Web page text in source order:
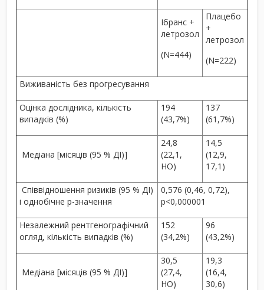
Ібранс +
летрозол
(N=444)
Плацебо
+
летрозол
(N=222)
Виживаність без прогресування
Оцінка дослідника, кількість
випадків (%)
194
(43,7%)
137
(61,7%)
Медіана [місяців (95 % ДІ)]
24,8
(22,1,
НО)
14,5
(12,9,
17,1)
Співвідношення ризиків (95 % ДІ)
і однобічне р-значення
0,576 (0,46, 0,72),
p<0,000001
Незалежний рентгенографічний
огляд, кількість випадків (%)
152
(34,2%)
96
(43,2%)
Медіана [місяців (95 % ДІ)]
30,5
(27,4,
НО)
19,3
(16,4,
30,6)